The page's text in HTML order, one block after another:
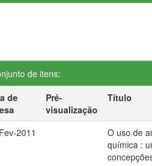
de itens:
de
Pré-
visualização
Título
2011
O uso de
química :